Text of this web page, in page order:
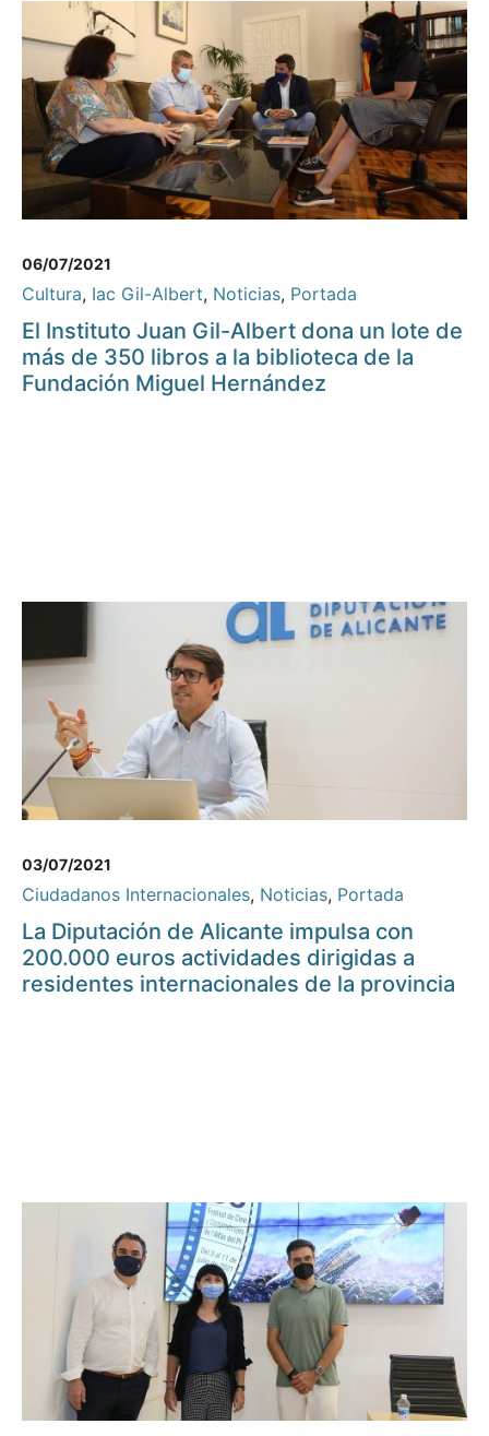
06/07/2021
Cultura, Iac Gil-Albert, Noticias, Portada
El Instituto Juan Gil-Albert dona un lote de
más de 350 libros a la biblioteca de la
Fundación Miguel Hernández
03/07/2021
Ciudadanos Internacionales, Noticias, Portada
La Diputación de Alicante impulsa con
200.000 euros actividades dirigidas a
residentes internacionales de la provincia